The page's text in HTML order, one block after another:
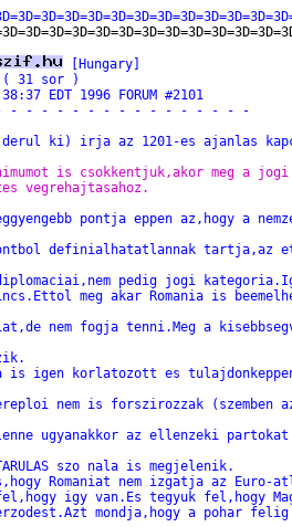
[Hungary]
( 31 sor )
EDT 1996 FORUM #2101
- - - - - - - - - - - - - - - -
derul ki) irja az 1201-es ajanlas
is csokkentjuk,akor meg a
vegrehajtasahoz.
pontja eppen az,hogy a
definialhatatlannak tartja,az
pedig jogi
meg akar Romania is
nem fogja tenni.Meg a
is igen korlatozott es
nem is forszirozzak (szemben
ugyanakkor az ellenzeki
szo nala is megjelenik.
Romaniat nem izgatja az Euro-
igy van.Es tegyuk fel,hogy
mondja,hogy a pohar felig